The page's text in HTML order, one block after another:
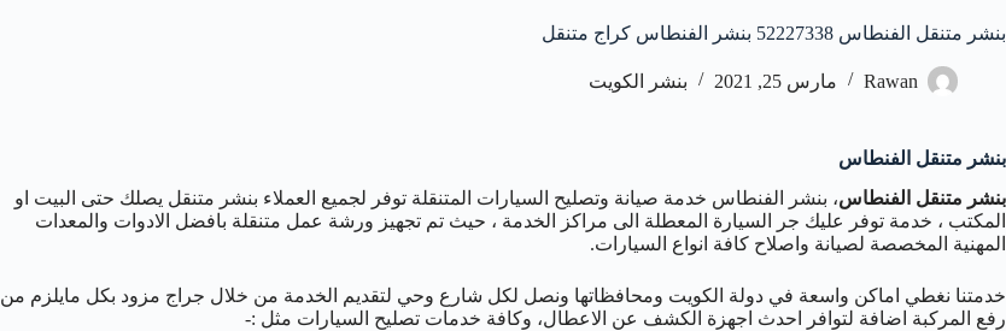
بنشر متنقل الفنطاس 52227338 بنشر الفنطاس كراج متنقل
Rawan مارس 25, 2021 بنشر الكويت
بنشر متنقل الفنطاس
بنشر متنقل الفنطاس، بنشر الفنطاس خدمة صيانة وتصليح السيارات المتنقلة توفر لجميع العملاء بنشر متنقل يصلك حتى البيت او
المكتب ، خدمة توفر عليك جر السيارة المعطلة الى مراكز الخدمة ، حيث تم تجهيز ورشة عمل متنقلة بافضل الادوات والمعدات
المهنية المخصصة لصيانة واصلاح كافة انواع السيارات.
خدمتنا نغطي اماكن واسعة في دولة الكويت ومحافظاتها ونصل لكل شارع وحي لتقديم الخدمة من خلال جراج مزود بكل مايلزم من
رفع المركبة اضافة لتوافر احدث اجهزة الكشف عن الاعطال، وكافة خدمات تصليح السيارات مثل :-